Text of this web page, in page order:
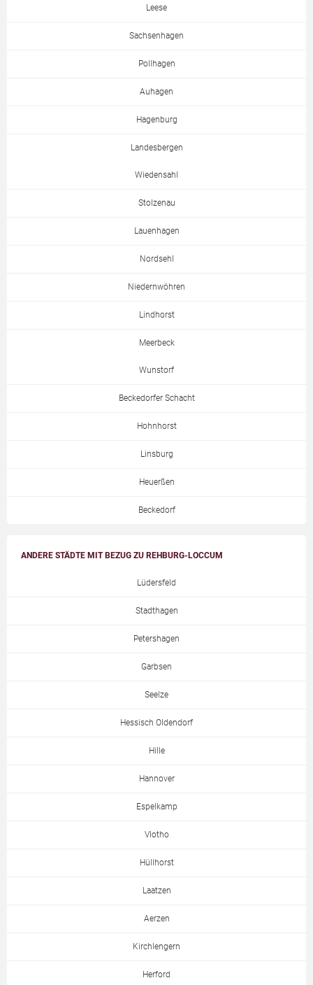
Leese
Sachsenhagen
Pollhagen
Auhagen
Hagenburg
Landesbergen
Wiedensahl
Stolzenau
Lauenhagen
Nordsehl
Niedernwöhren
Lindhorst
Meerbeck
Wunstorf
Beckedorfer Schacht
Hohnhorst
Linsburg
Heuerßen
Beckedorf
ANDERE STÄDTE MIT BEZUG ZU REHBURG-LOCCUM
Lüdersfeld
Stadthagen
Petershagen
Garbsen
Seelze
Hessisch Oldendorf
Hille
Hannover
Espelkamp
Vlotho
Hüllhorst
Laatzen
Aerzen
Kirchlengern
Herford